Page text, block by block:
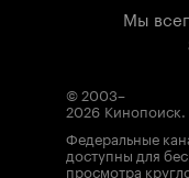
Мы
© 2003–
2026 Кинопоиск.
Федеральные
доступны для
просмотра